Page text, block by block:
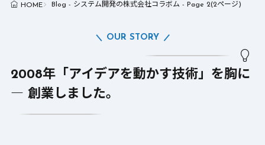
HOME Blog - システム開発の株式会社コラボム - Page 2(2ページ)
2008年「アイデアを動かす技術」を胸に
― 創業しました。
OUR STORY